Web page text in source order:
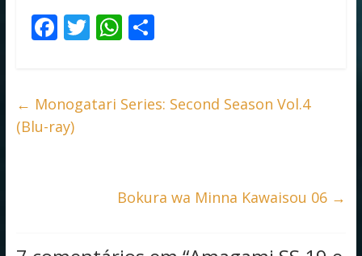
F
b
o
T
er
W
s
S
e
← Monogatari Series: Second Season Vol.4
(Blu-ray)
Bokura wa Minna Kawaisou 06 →